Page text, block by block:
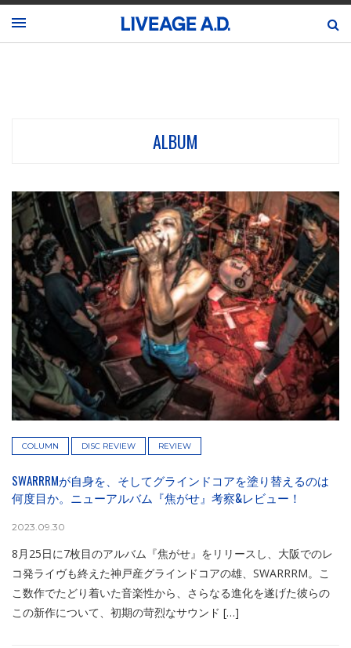
ALBUM
COLUMN DISC REVIEW REVIEW
SWARRRMが自身を、そしてグラインドコアを塗り替えるのは
何度目か。ニューアルバム『焦がせ』考察&レビュー！
2023.09.30
8月25日に7枚目のアルバム『焦がせ』をリリースし、大阪でのレ
コ発ライヴも終えた神戸産グラインドコアの雄、SWARRRM。こ
こ数作でたどり着いた音楽性から、さらなる進化を遂げた彼らの
この新作について、初期の苛烈なサウンド […]